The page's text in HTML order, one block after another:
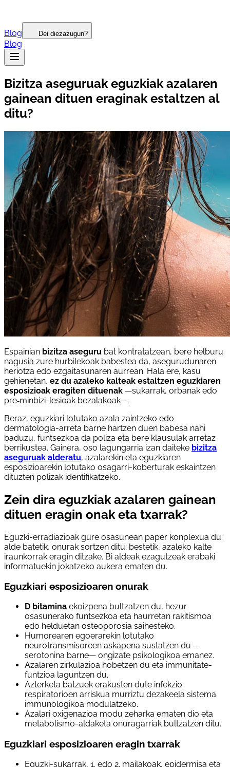
Blog Dei diezazugun?
Blog
Bizitza aseguruak eguzkiak azalaren
gainean dituen eraginak estaltzen al
ditu?
Espainian bizitza aseguru bat kontratatzean, bere helburu
nagusia zure hurbilekoak babestea da, asegurudunaren
heriotza edo ezgaitasunaren aurrean. Hala ere, kasu
gehienetan, ez du azaleko kalteak estaltzen eguzkiaren
esposizioak eragiten dituenak —sukarrak, orbanak edo
pre‑minbizi-lesioak bezalakoak—.
Beraz, eguzkiari lotutako azala zaintzeko edo
dermatologia-arreta barne hartzen duen babesa nahi
baduzu, funtsezkoa da poliza eta bere klausulak arretaz
berrikustea. Gainera, oso lagungarria izan daiteke bizitza
aseguruak alderatu, azalarekin eta eguzkiaren
esposizioarekin lotutako osagarri-koberturak eskaintzen
dituzten polizak identifikatzeko.
Zein dira eguzkiak azalaren gainean
dituen eragin onak eta txarrak?
Eguzki-erradiazioak gure osasunean paper konplexua du:
alde batetik, onurak sortzen ditu; bestetik, azaleko kalte
iraunkorrak eragin ditzake. Bi aldeak ezagutzeak erabaki
informatuekin jokatzeko aukera ematen du.
Eguzkiari esposizioaren onurak
D bitamina ekoizpena bultzatzen du, hezur
osasunerako funtsezkoa eta haurretan rakitismoa
edo helduetan osteoporosia saihesteko.
Humorearen egoerarekin lotutako
neurotransmisoreen askapena sustatzen du —
serotonina barne— ongizate psikologikoa emanez.
Azalaren zirkulazioa hobetzen du eta immunitate-
funtzioa laguntzen du.
Azterketa batzuek erakusten dute infekzio
respiratorioen arriskua murriztu dezakeela sistema
immunologikoa modulatzeko.
Azalari oxigenazioa modu zeharka ematen dio eta
metabolismo-aldaketa onuragarriak bultzatzen ditu.
Eguzkiari esposizioaren eragin txarrak
Eguzki-sukarrak, 1. edo 2. mailakoak, epidermisa eta